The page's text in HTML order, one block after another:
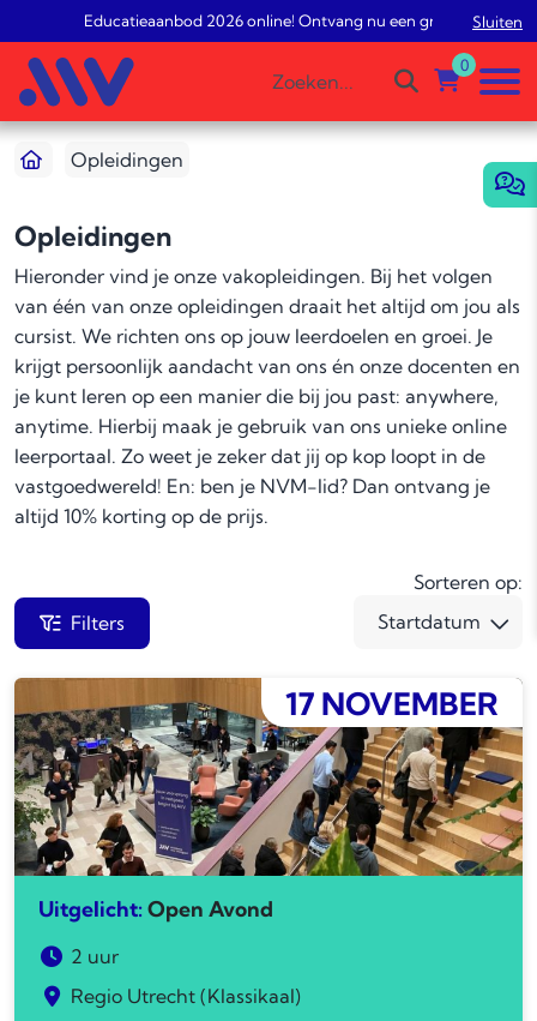
Educatieaanbod 2026 online! Ontvang nu een gratis Sluiten
0
Opleidingen
Opleidingen
Hieronder vind je onze vakopleidingen. Bij het volgen
van één van onze opleidingen draait het altijd om jou als
cursist. We richten ons op jouw leerdoelen en groei. Je
krijgt persoonlijk aandacht van ons én onze docenten en
je kunt leren op een manier die bij jou past: anywhere,
anytime. Hierbij maak je gebruik van ons unieke online
leerportaal. Zo weet je zeker dat jij op kop loopt in de
vastgoedwereld! En: ben je NVM-lid? Dan ontvang je
altijd 10% korting op de prijs.
Filters
Sorteren op:
17 NOVEMBER
Uitgelicht:Open Avond
2 uur
Regio Utrecht (Klassikaal)